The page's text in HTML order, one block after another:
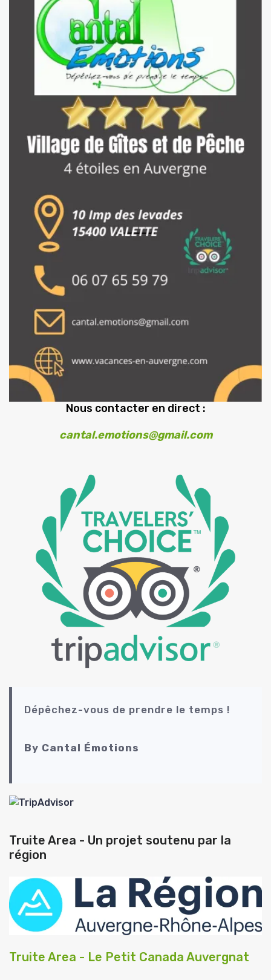
Nous contacter en direct :
cantal.emotions@gmail.com
Dépêchez-vous de prendre le temps !
By Cantal Émotions
Truite Area - Un projet soutenu par la
région
Truite Area - Le Petit Canada Auvergnat